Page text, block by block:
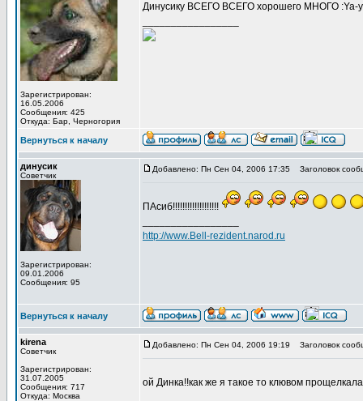
Зарегистрирован:
16.05.2006
Сообщения: 425
Откуда: Бар, Черногория
Динусику ВСЕГО ВСЕГО хорошего МНОГО :Ya-
Вернуться к началу
динусик
Советчик
Зарегистрирован:
09.01.2006
Сообщения: 95
Добавлено: Пн Сен 04, 2006 17:35 Заголовок
ПАсиб!!!!!!!!!!!!!!!!!!!
http://www.Bell-rezident.narod.ru
Вернуться к началу
kirena
Советчик
Зарегистрирован:
31.07.2005
Сообщения: 717
Откуда: Москва
Добавлено: Пн Сен 04, 2006 19:19 Заголовок
ой Динка!!как же я такое то клювом